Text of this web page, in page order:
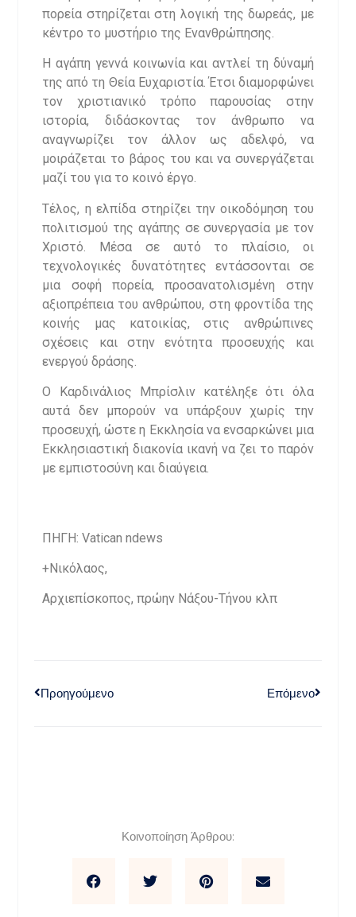
πορεία στηρίζεται στη λογική της δωρεάς, με
κέντρο το μυστήριο της Ενανθρώπησης.
Η αγάπη γεννά κοινωνία και αντλεί τη δύναμή
της από τη Θεία Ευχαριστία. Έτσι διαμορφώνει
τον χριστιανικό τρόπο παρουσίας στην
ιστορία, διδάσκοντας τον άνθρωπο να
αναγνωρίζει τον άλλον ως αδελφό, να
μοιράζεται το βάρος του και να συνεργάζεται
μαζί του για το κοινό έργο.
Τέλος, η ελπίδα στηρίζει την οικοδόμηση του
πολιτισμού της αγάπης σε συνεργασία με τον
Χριστό. Μέσα σε αυτό το πλαίσιο, οι
τεχνολογικές δυνατότητες εντάσσονται σε
μια σοφή πορεία, προσανατολισμένη στην
αξιοπρέπεια του ανθρώπου, στη φροντίδα της
κοινής μας κατοικίας, στις ανθρώπινες
σχέσεις και στην ενότητα προσευχής και
ενεργού δράσης.
Ο Καρδινάλιος Μπρίσλιν κατέληξε ότι όλα
αυτά δεν μπορούν να υπάρξουν χωρίς την
προσευχή, ώστε η Εκκλησία να ενσαρκώνει μια
Εκκλησιαστική διακονία ικανή να ζει το παρόν
με εμπιστοσύνη και διαύγεια.
ΠΗΓΗ: Vatican ndews
+Νικόλαος,
Αρχιεπίσκοπος, πρώην Νάξου-Τήνου κλπ
Προηγούμενο Επόμενο
Κοινοποίηση Άρθρου: